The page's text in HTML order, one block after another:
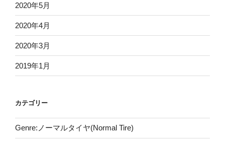
2020年5月
2020年4月
2020年3月
2019年1月
カテゴリー
Genre:ノーマルタイヤ(Normal Tire)